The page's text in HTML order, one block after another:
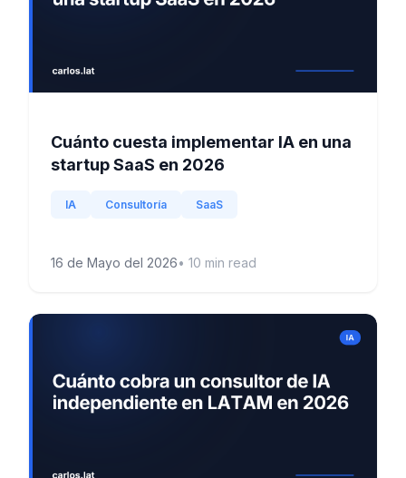
Cuánto cuesta implementar IA en una
startup SaaS en 2026
IA Consultoría SaaS
16 de Mayo del 2026• 10 min read